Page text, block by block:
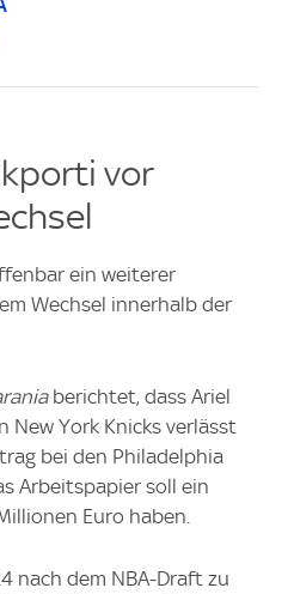
vor
ein weiterer
Wechsel innerhalb der
berichtet, dass Ariel
New York Knicks verlässt
bei den Philadelphia
Arbeitspapier soll ein
Euro haben.
nach dem NBA-Draft zu